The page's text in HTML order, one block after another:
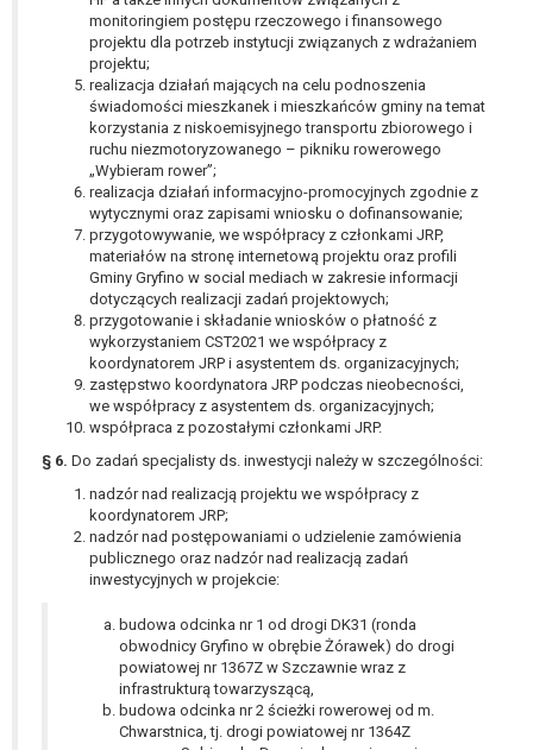
monitoringiem postępu rzeczowego i finansowego
projektu dla potrzeb instytucji związanych z wdrażaniem
projektu;
realizacja działań mających na celu podnoszenia
świadomości mieszkanek i mieszkańców gminy na temat
korzystania z niskoemisyjnego transportu zbiorowego i
ruchu niezmotoryzowanego – pikniku rowerowego
„Wybieram rower”;
realizacja działań informacyjno-promocyjnych zgodnie z
wytycznymi oraz zapisami wniosku o dofinansowanie;
przygotowywanie, we współpracy z członkami JRP,
materiałów na stronę internetową projektu oraz profili
Gminy Gryfino w social mediach w zakresie informacji
dotyczących realizacji zadań projektowych;
przygotowanie i składanie wniosków o płatność z
wykorzystaniem CST2021 we współpracy z
koordynatorem JRP i asystentem ds. organizacyjnych;
zastępstwo koordynatora JRP podczas nieobecności,
we współpracy z asystentem ds. organizacyjnych;
współpraca z pozostałymi członkami JRP.
§ 6. Do zadań specjalisty ds. inwestycji należy w szczególności:
nadzór nad realizacją projektu we współpracy z
koordynatorem JRP;
nadzór nad postępowaniami o udzielenie zamówienia
publicznego oraz nadzór nad realizacją zadań
inwestycyjnych w projekcie:
budowa odcinka nr 1 od drogi DK31 (ronda
obwodnicy Gryfino w obrębie Żórawek) do drogi
powiatowej nr 1367Z w Szczawnie wraz z
infrastrukturą towarzyszącą,
budowa odcinka nr 2 ścieżki rowerowej od m.
Chwarstnica, tj. drogi powiatowej nr 1364Z